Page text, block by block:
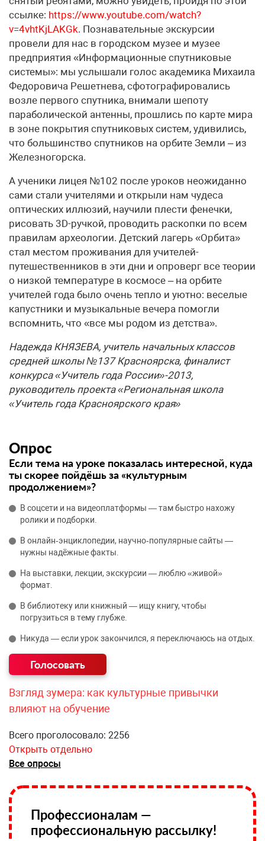
ссылке: https://www.youtube.com/watch?
v=4vhtKjLAKGk. Познавательные экскурсии
провели для нас в городском музее и музее
предприятия «Информационные спутниковые
системы»: мы услышали голос академика Михаила
Федоровича Решетнева, сфотографировались
возле первого спутника, внимали шепоту
параболической антенны, прошлись по карте мира
в зоне покрытия спутниковых систем, удивились,
что большинство спутников на орбите Земли – из
Железногорска.
А ученики лицея №102 после уроков неожиданно
сами стали учителями и открыли нам чудеса
оптических иллюзий, научили плести фенечки,
рисовать 3D-ручкой, проводить раскопки по всем
правилам археологии. Детский лагерь «Орбита»
стал местом проживания для учителей-
путешественников в эти дни и опроверг все теории
о низкой температуре в космосе – на орбите
учителей года было очень тепло и уютно: веселые
капустники и музыкальные вечера помогли
вспомнить, что «все мы родом из детства».
Надежда КНЯЗЕВА, учитель начальных классов
средней школы №137 Красноярска, финалист
конкурса «Учитель года России»-2013,
руководитель проекта «Региональная школа
«Учитель года Красноярского края»
Опрос
Если тема на уроке показалась интересной, куда
ты скорее пойдёшь за «культурным
продолжением»?
В соцсети и на видеоплатформы — там быстро нахожу
ролики и подборки.
В онлайн‑энциклопедии, научно‑популярные сайты —
нужны надёжные факты.
На выставки, лекции, экскурсии — люблю «живой»
формат.
В библиотеку или книжный — ищу книгу, чтобы
погрузиться в тему глубже.
Никуда — если урок закончился, я переключаюсь на отдых.
Взгляд зумера: как культурные привычки
влияют на обучение
Всего проголосовало: 2256
Открыть отдельно
Все опросы
Профессионалам —
профессиональную рассылку!